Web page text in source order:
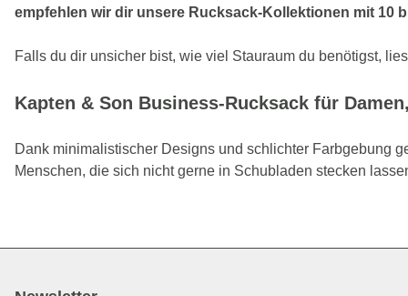
empfehlen wir dir unsere Rucksack-Kollektionen mit 10
Falls du dir unsicher bist, wie viel Stauraum du benötigst,
Kapten & Son Business-Rucksack für
Dank minimalistischer Designs und schlichter Farbgebung
Menschen, die sich nicht gerne in Schubladen stecken